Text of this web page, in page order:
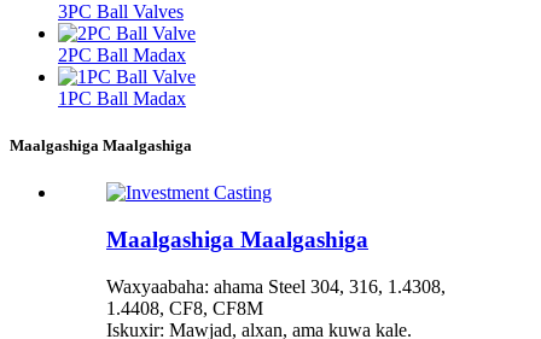
3PC Ball Valves
2PC Ball Madax
1PC Ball Madax
Maalgashiga Maalgashiga
Maalgashiga Maalgashiga
Waxyaabaha: ahama Steel 304, 316, 1.4308,
1.4408, CF8, CF8M
Iskuxir: Mawjad, alxan, ama kuwa kale.